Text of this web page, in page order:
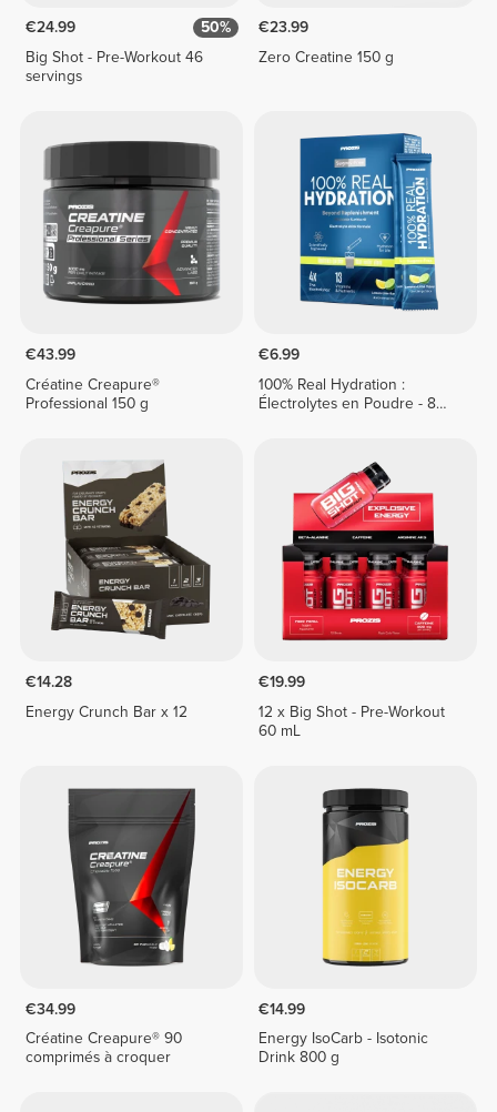
€24.99
50%
Big Shot - Pre-Workout 46
servings
€23.99
Zero Creatine 150 g
€43.99
Créatine Creapure®
Professional 150 g
€6.99
100% Real Hydration :
Électrolytes en Poudre - 8
€14.28
Energy Crunch Bar x 12
€19.99
12 x Big Shot - Pre-Workout
60 mL
€34.99
Créatine Creapure® 90
comprimés à croquer
€14.99
Energy IsoCarb - Isotonic
Drink 800 g